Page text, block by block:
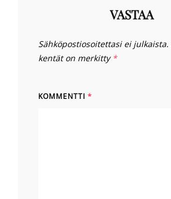
VASTAA
Sähköpostiosoitettasi ei julkaista.
kentät on merkitty *
KOMMENTTI *